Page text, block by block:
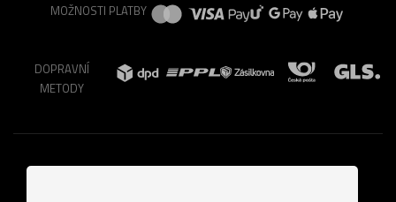
MOŽNOSTI PLATBY
DOPRAVNÍ
METODY